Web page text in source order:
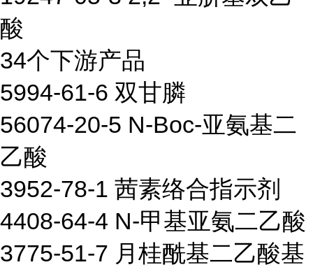
酸
34个下游产品
5994-61-6 双甘膦
56074-20-5 N-Boc-亚氨基二
乙酸
3952-78-1 茜素络合指示剂
4408-64-4 N-甲基亚氨二乙酸
3775-51-7 月桂酰基二乙酸基